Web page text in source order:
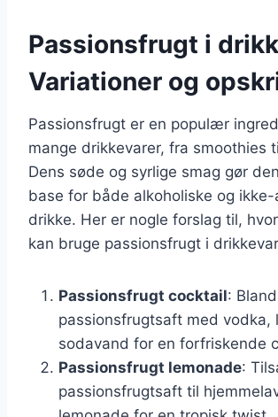
Passionsfrugt i
Variationer og
Passionsfrugt er en populær
mange drikkevarer, fra smoothies
Dens søde og syrlige smag gør
base for både alkoholiske og ikke-
drikke. Her er nogle forslag til,
kan bruge passionsfrugt i
Passionsfrugt cocktail: Bland
passionsfrugtsaft med vodka,
sodavand for en forfriskende
Passionsfrugt lemonade:
passionsfrugtsaft til